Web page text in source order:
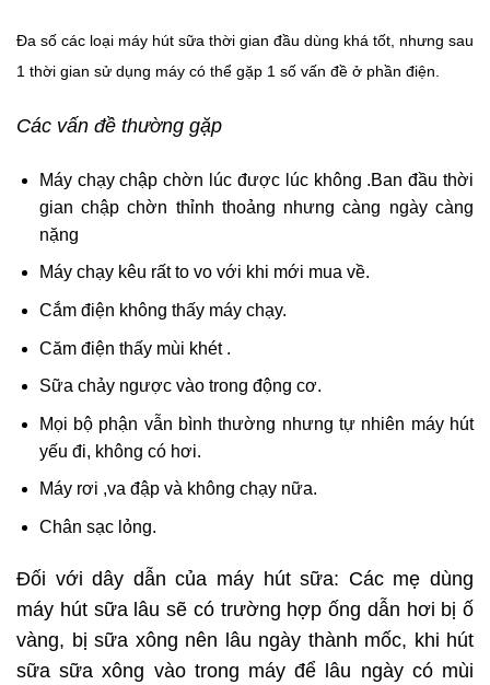
Đa số các loại máy hút sữa thời gian đầu dùng khá tốt, nhưng sau
1 thời gian sử dụng máy có thể gặp 1 số vấn đề ở phần điện.
Các vấn đề thường gặp
Máy chạy chập chờn lúc được lúc không .Ban đầu thời
gian chập chờn thỉnh thoảng nhưng càng ngày càng
nặng
Máy chạy kêu rất to vo với khi mới mua về.
Cắm điện không thấy máy chạy.
Căm điện thấy mùi khét .
Sữa chảy ngược vào trong động cơ.
Mọi bộ phận vẫn bình thường nhưng tự nhiên máy hút
yếu đi, không có hơi.
Máy rơi ,va đập và không chạy nữa.
Chân sạc lỏng.
Đối với dây dẫn của máy hút sữa: Các mẹ dùng
máy hút sữa lâu sẽ có trường hợp ống dẫn hơi bị ố
vàng, bị sữa xông nên lâu ngày thành mốc, khi hút
sữa sữa xông vào trong máy để lâu ngày có mùi